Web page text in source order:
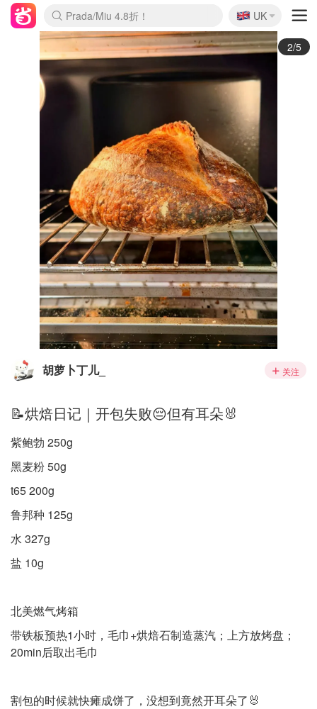
麦卢卡蜂蜜夏促！个位数！
Prada/Miu 4.8折！
啥？必胜客披萨5折！
🇬🇧
UK
3/5
胡萝卜丁儿_ 关注
📝烘焙日记｜开包失败😔但有耳朵🐰
紫鲍勃 250g
黑麦粉 50g
t65 200g
鲁邦种 125g
水 327g
盐 10g
北美燃气烤箱
带铁板预热1小时，毛巾+烘焙石制造蒸汽；上方放烤盘；
20min后取出毛巾
割包的时候就快瘫成饼了，没想到竟然开耳朵了🐰